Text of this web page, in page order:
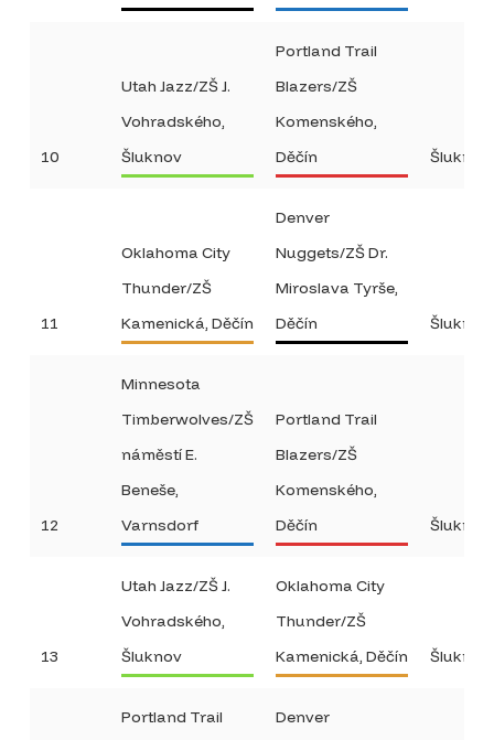
10
Utah Jazz/ZŠ J.
Vohradského,
Šluknov
Portland Trail
Blazers/ZŠ
Komenského,
Děčín
Šluknov
11
Oklahoma City
Thunder/ZŠ
Kamenická, Děčín
Denver
Nuggets/ZŠ Dr.
Miroslava Tyrše,
Děčín
Šluknov
12
Minnesota
Timberwolves/ZŠ
náměstí E.
Beneše,
Varnsdorf
Portland Trail
Blazers/ZŠ
Komenského,
Děčín
Šluknov
13
Utah Jazz/ZŠ J.
Vohradského,
Šluknov
Oklahoma City
Thunder/ZŠ
Kamenická, Děčín
Šluknov
Portland Trail
Denver